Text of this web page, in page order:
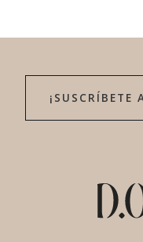
¡SUSCRÍBETE